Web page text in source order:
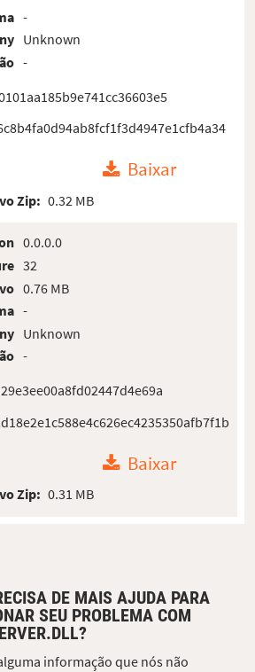
-
Unknown
-
Baixar
Zip: 0.32 MB
0.0.0.0
32
0.76 MB
-
Unknown
-
Baixar
Zip: 0.31 MB
DE MAIS AJUDA PARA
SEU PROBLEMA COM
informação que nós não